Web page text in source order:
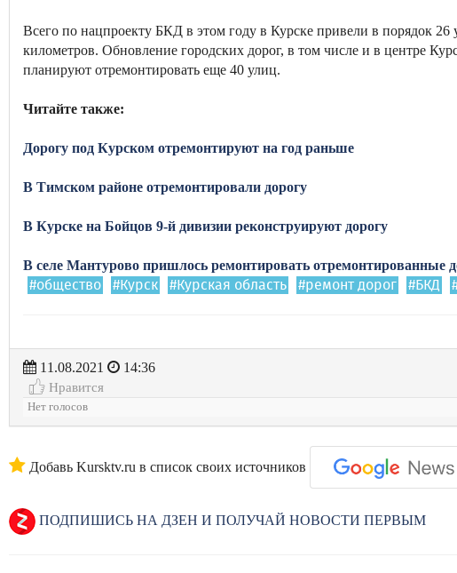
Всего по нацпроекту БКД в этом году в Курске привели в порядок
километров. Обновление городских дорог, в том числе и в центре
планируют отремонтировать еще 40 улиц.
Читайте также:
Дорогу под Курском отремонтируют на год раньше
В Тимском районе отремонтировали дорогу
В Курске на Бойцов 9-й дивизии реконструируют дорогу
В селе Мантурово пришлось ремонтировать отремонтированные
#общество #Курск #Курская область #ремонт дорог #БКД
11.08.2021
14:36
Нравится
Нет голосов
Добавь Kursktv.ru в список своих источников
ПОДПИШИСЬ НА ДЗЕН И ПОЛУЧАЙ НОВОСТИ ПЕРВЫМ